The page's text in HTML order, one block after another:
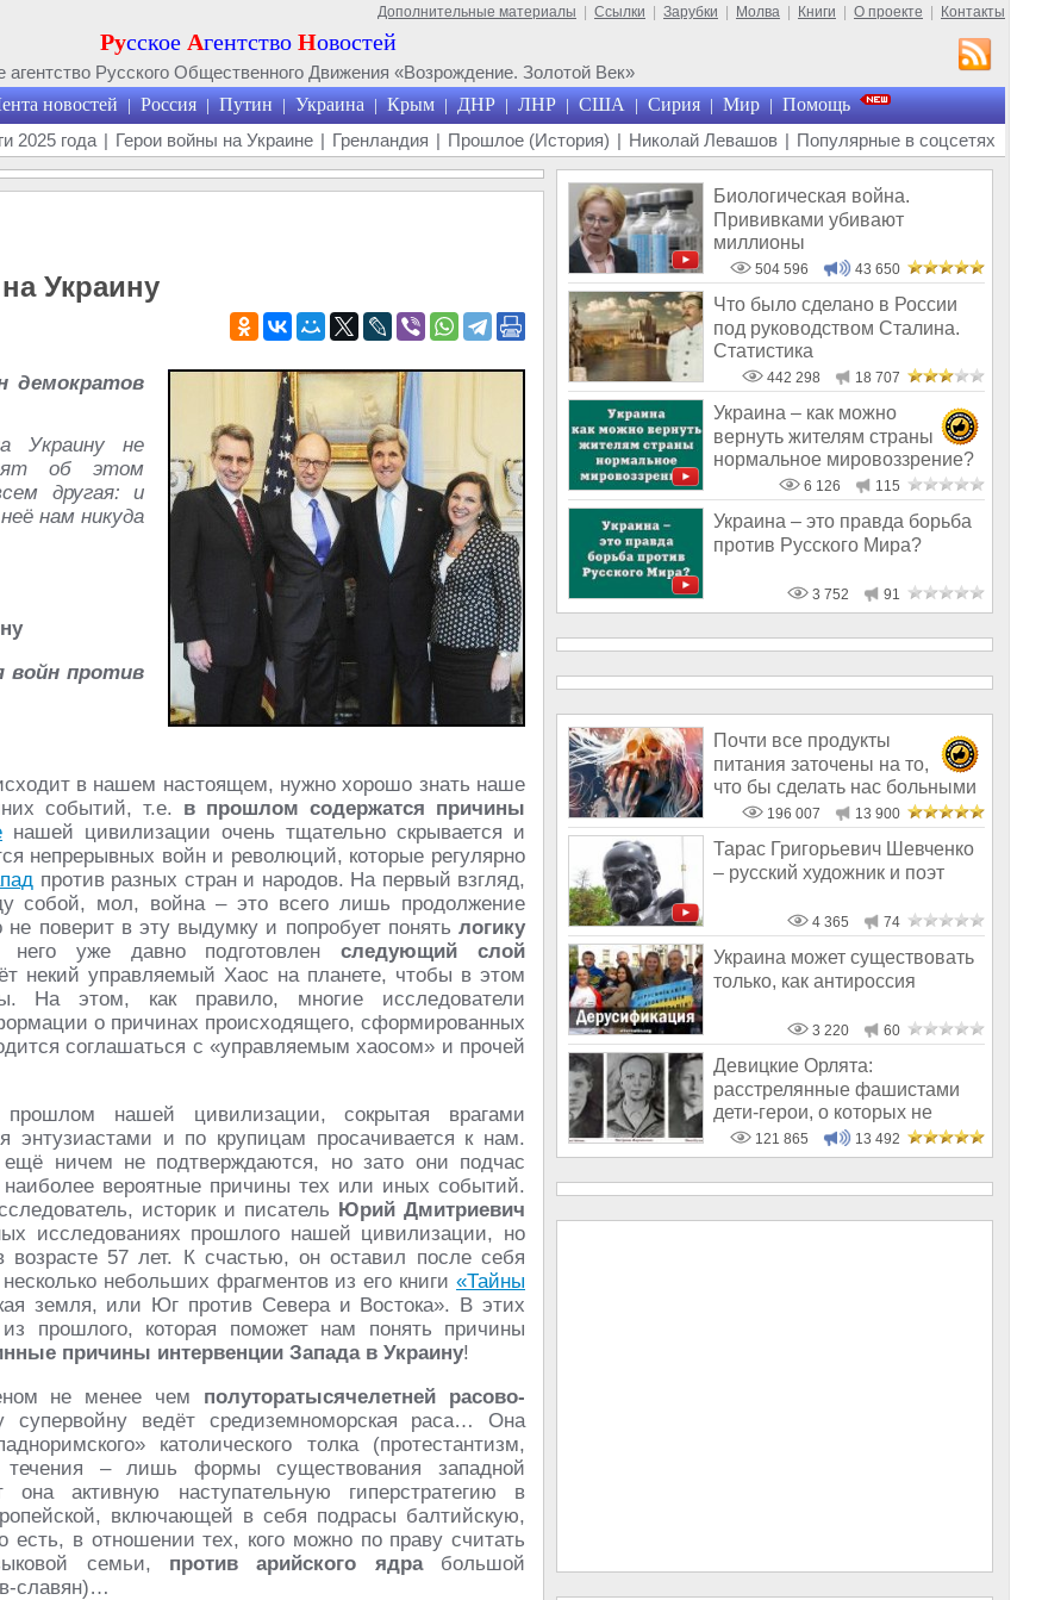
Дополнительные материалы Ссылки Зарубки Молва Книги О проекте Контакты
Русское Агентство Новостей
Русского Общественного Движения «Возрождение. Золотой Век»
новостей | Россия | Путин | Украина | Крым | ДНР | ЛНР | США | Сирия | Мир | Помощь
2025 года | Герои войны на Украине | Гренландия | Прошлое (История) | Николай Левашов | Популярные в соцсетях
Украину
демократов
Украину не
об этом
другая: и
нам никуда
войн против
в нашем настоящем, нужно хорошо знать наше
событий, т.е. в прошлом содержатся причины
нашей цивилизации очень тщательно скрывается и
непрерывных войн и революций, которые регулярно
против разных стран и народов. На первый взгляд,
собой, мол, война – это всего лишь продолжение
поверит в эту выдумку и попробует понять логику
него уже давно подготовленследующий слой
некий управляемый Хаос на планете, чтобы в этом
На этом, как правило, многие исследователи
о причинах происходящего, сформированных
соглашаться с «управляемым хаосом» и прочей
нашей цивилизации, сокрытая врагами
энтузиастами и по крупицам просачивается к нам.
ничем не подтверждаются, но зато они подчас
вероятные причины тех или иных событий.
историк и писатель Юрий Дмитриевич
исследованиях прошлого нашей цивилизации, но
возрасте 57 лет. К счастью, он оставил после себя
небольших фрагментов из его книги«Тайны
земля, или Юг против Севера и Востока». В этих
прошлого, которая поможет нам понять причины
причины интервенции Запада в Украину!
не менее чем полуторатысячелетней расово-
супервойну ведёт средиземноморская раса… Она
католического толка (протестантизм,
течения – лишь формы существования западной
активную наступательную гиперстратегию в
включающей в себя подрасы балтийскую,
есть, в отношении тех, кого можно по праву считать
семьи, против арийского ядрабольшой
славян)…
Биологическая война.
Прививками убивают
миллионы
504 596 43 650
Что было сделано в России
под руководством Сталина.
Статистика
442 298 18 707
Украина – как можно
вернуть жителям страны
нормальное мировоззрение?
6 126 115
Украина – это правда борьба
против Русского Мира?
3 752 91
Почти все продукты
питания заточены на то,
что бы сделать нас больными
и бесплодным
196 007 13 900
Тарас Григорьевич Шевченко
– русский художник и поэт
4 365 74
Украина может существовать
только, как антироссия
3 220 60
Девицкие Орлята:
расстрелянные фашистами
дети-герои, о которых не
рассказывают в шк
121 865 13 492